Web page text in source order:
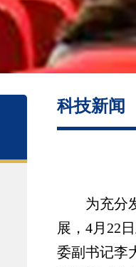
科技新闻
为充分
展， 4月22
委副书记李